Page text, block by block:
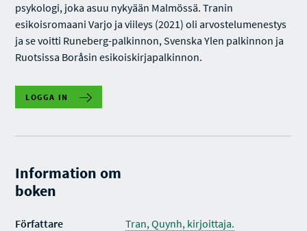
psykologi, joka asuu nykyään Malmössä. Tranin
esikoisromaani Varjo ja viileys (2021) oli arvostelumenestys
ja se voitti Runeberg-palkinnon, Svenska Ylen palkinnon ja
Ruotsissa Boråsin esikoiskirjapalkinnon.
LOGGA IN
Information om
boken
Författare
Tran, Quynh, kirjoittaja.